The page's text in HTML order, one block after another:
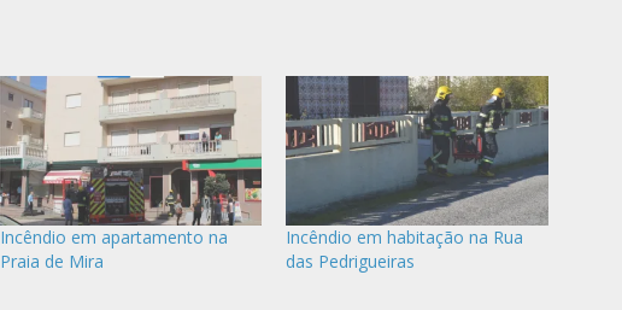
Incêndio em apartamento na
Praia de Mira
Incêndio em habitação na Rua
das Pedrigueiras